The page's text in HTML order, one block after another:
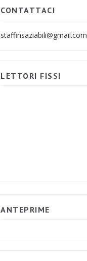
CONTATTACI
staffinsaziabili@gmail.com
LETTORI FISSI
ANTEPRIME